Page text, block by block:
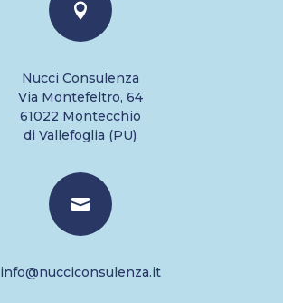

Nucci Consulenza
Via Montefeltro, 64
61022 Montecchio
di Vallefoglia (PU)

info@nucciconsulenza.it